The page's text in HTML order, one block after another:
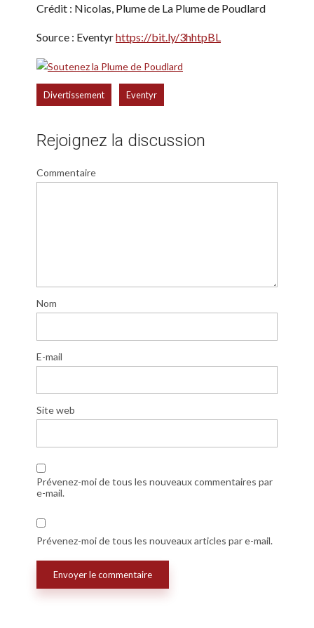
Crédit : Nicolas, Plume de La Plume de Poudlard
Source : Eventyrhttps://bit.ly/3hhtpBL
Divertissement Eventyr
Rejoignez la discussion
Commentaire
Nom
E-mail
Site web
Prévenez-moi de tous les nouveaux commentaires par
e-mail.
Prévenez-moi de tous les nouveaux articles par e-mail.